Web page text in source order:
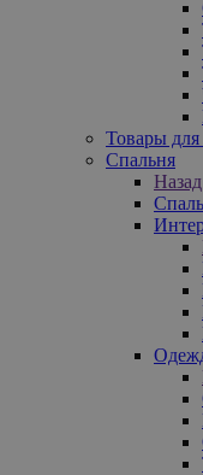
Товары
Спальня
Назад